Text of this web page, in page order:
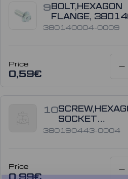
9BOLT,HEXAGON
FLANGE,
0009
380140004-0009
Price
0,59€
10
SOCKET
380190443-
380190443-0004
Price
0,99€